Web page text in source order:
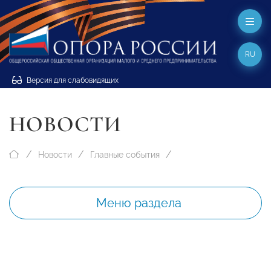
Версия для слабовидящих
RU
НОВОСТИ
Новости Главные события
Меню раздела